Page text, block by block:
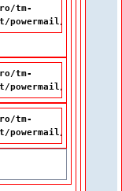
tm-
powermail/Partials/
tm-
powermail/Partials/
tm-
powermail/Partials/